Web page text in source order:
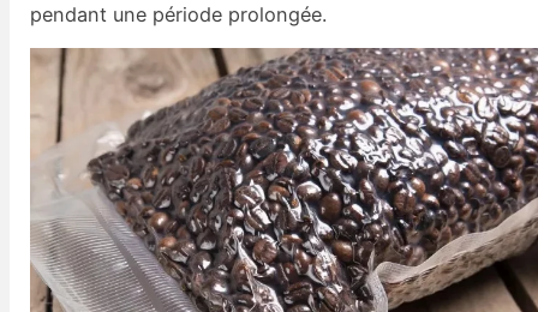
pendant une période prolongée.